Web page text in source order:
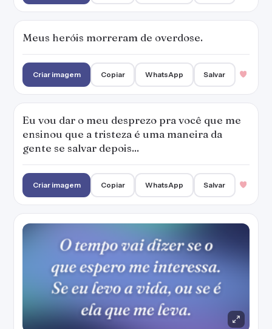
Criar imagem Copiar WhatsApp Salvar
interessa. Se eu levo a vida, ou se é ela que
me leva.
Criar imagem Copiar WhatsApp Salvar
Como é estranha a natureza morta dos que
não tem dor. Como é estéril a certeza de
quem vive sem amor.